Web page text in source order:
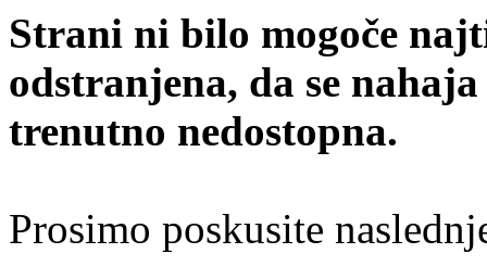
Strani ni bilo mogoče
odstranjena, da se
trenutno nedostopna.
Prosimo poskusite